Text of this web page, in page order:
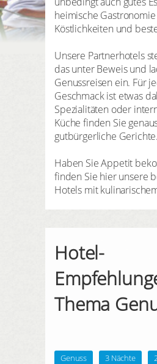
HIER
Meine
Meine Hotels
SUCHEN
heimische
Köstlichkeiten und
Unsere Partnerhotels
das unter Beweis und
Genussreisen ein. Für
Geschmack ist etwas
Spezialitäten oder
Küche finden Sie
gutbürgerliche Gerichte.
Haben Sie Appetit
finden Sie hier unsere
Hotels mit
Hotel-
Thema
Genuss 3 Nächte